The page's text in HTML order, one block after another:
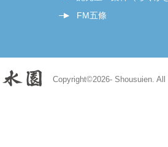
FM五條
Copyright©2026- Shousuien.